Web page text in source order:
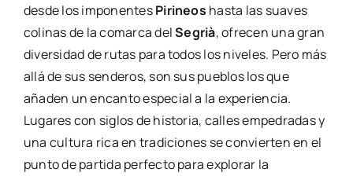
desde los imponentesPirineos hasta las suaves
colinas de la comarca delSegrià, ofrecen una gran
diversidad de rutas para todos los niveles. Pero más
allá de sus senderos, son sus pueblos los que
añaden un encanto especial a la experiencia.
Lugares con siglos de historia, calles empedradas y
una cultura rica en tradiciones se convierten en el
punto de partida perfecto para explorar la